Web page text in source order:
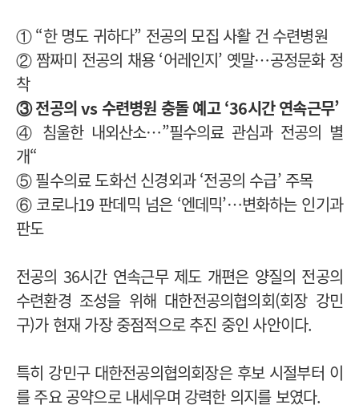
① “한 명도 귀하다” 전공의 모집 사활 건 수련병원
② 짬짜미 전공의 채용 ‘어레인지’ 옛말…공정문화 정
착
③ 전공의 vs 수련병원 충돌 예고 ‘36시간 연속근무’
④ 침울한 내외산소…”필수의료 관심과 전공의 별
개“
⑤ 필수의료 도화선 신경외과 ‘전공의 수급’ 주목
⑥ 코로나19 판데믹 넘은 ‘엔데믹’…변화하는 인기과
판도
전공의 36시간 연속근무 제도 개편은 양질의 전공의
수련환경 조성을 위해 대한전공의협의회(회장 강민
구)가 현재 가장 중점적으로 추진 중인 사안이다.
특히 강민구 대한전공의협의회장은 후보 시절부터 이
를 주요 공약으로 내세우며 강력한 의지를 보였다.